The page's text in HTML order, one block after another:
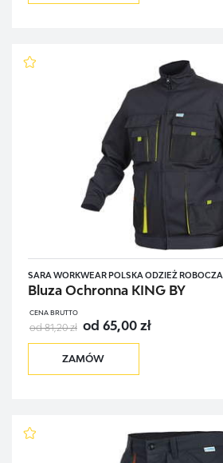
SARA WORKWEAR POLSKA ODZIEŻ ROBOCZA
Bluza Ochronna KING BY
CENA BRUTTO
od 81,20 zł od 65,00 zł
ZAMÓW